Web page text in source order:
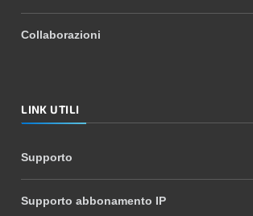
Collaborazioni
LINK UTILI
Supporto
Supporto abbonamento IP